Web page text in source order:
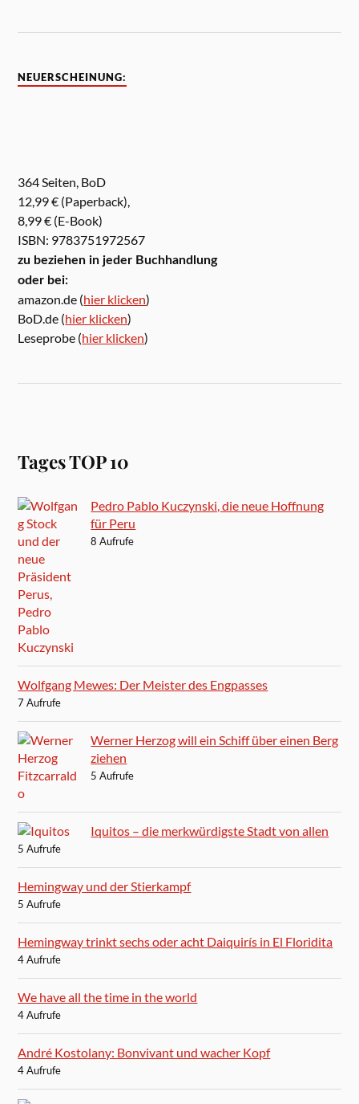
NEUERSCHEINUNG:
364 Seiten, BoD
12,99 € (Paperback),
8,99 € (E-Book)
ISBN: 9783751972567
zu beziehen in jeder Buchhandlung
oder bei:
amazon.de (hier klicken)
BoD.de (hier klicken)
Leseprobe (hier klicken)
Tages TOP 10
Pedro Pablo Kuczynski, die neue Hoffnung
für Peru
8 Aufrufe
Wolfgang Mewes: Der Meister des Engpasses
7 Aufrufe
Werner Herzog will ein Schiff über einen Berg
ziehen
5 Aufrufe
Iquitos – die merkwürdigste Stadt von allen
5 Aufrufe
Hemingway und der Stierkampf
5 Aufrufe
Hemingway trinkt sechs oder acht Daiquirís in El Floridita
4 Aufrufe
We have all the time in the world
4 Aufrufe
André Kostolany: Bonvivant und wacher Kopf
4 Aufrufe